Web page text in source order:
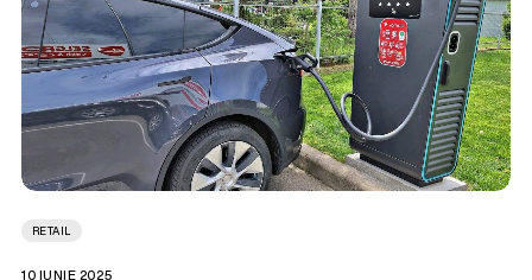
RETAIL
10 IUNIE 2025